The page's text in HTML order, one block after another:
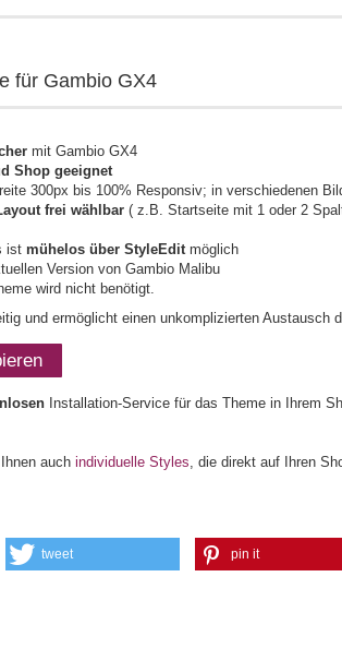
für Gambio GX4
mit Gambio GX4
Shop geeignet
300px bis 100% Responsiv; in verschiedenen
frei wählbar ( z.B. Startseite mit 1 oder 2
ist mühelos über StyleEditmöglich
Version von Gambio Malibu
wird nicht benötigt.
und ermöglicht einen unkomplizierten Austausch
Installation-Service für das Theme in Ihrem
auch individuelle Styles, die direkt auf Ihren
tweet pin it